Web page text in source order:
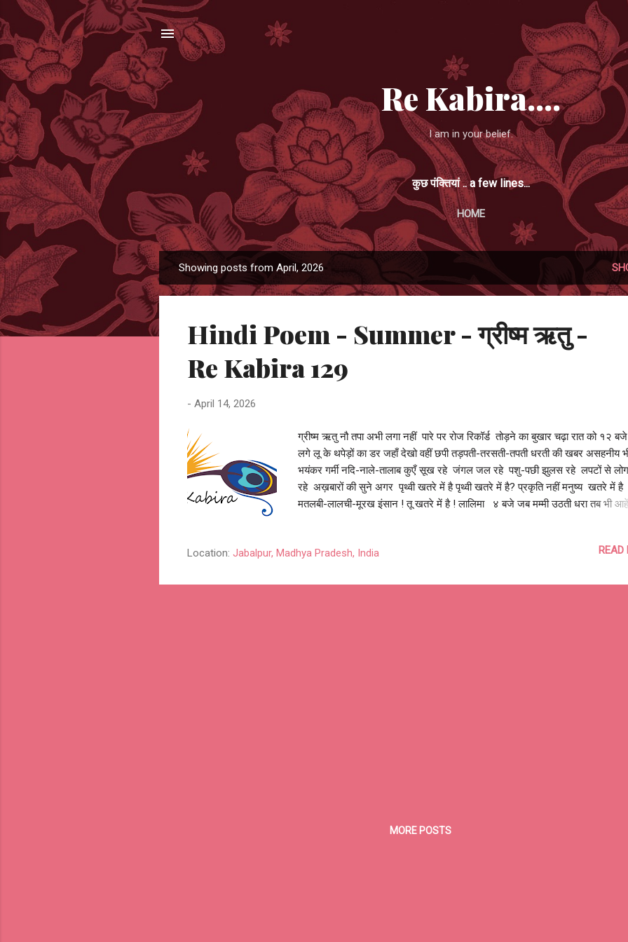
Re Kabira....
I am in your belief.
कुछ पंक्तियां .. a few lines...
HOME
o
Showing posts from April, 2026
Hindi Poem - Summer - ग्रीष्म ऋतु -
Re Kabira 129
- April 14, 2026
ग्रीष्म ऋतु नौ तपा अभी लगा नहीं पारे पर रोज रिकॉर्ड तोड़ने का बुखार चढ़ा रात को १२
लगे लू के थपेड़ों का डर जहाँ देखो वहीं छपी तड़पती-तरसती-तपती धरती की खबर असहनीय
भयंकर गर्मी नदि-नाले-तालाब कुएँ सूख रहे जंगल जल रहे पशु-पछी झुलस रहे लपटों से
रहे अख़बारों की सुने अगर पृथ्वी खतरे में है पृथ्वी खतरे में है? प्रकृति नहीं मनुष्य खतरे में है
मतलबी-लालची-मूरख इंसान ! तू खतरे में है ! लालिमा ४ बजे जब मम्मी उठती धरा तब भी आहें
क्यारियों की लाल माटी महकती ऊँची डाल पर बैठी मैना चहकती धीरे-धीरे सूरज की किरणें
को लाखों माणिक मोतियों से चमकाती चुपके से मेरे कमरे में ...
Location: Jabalpur, Madhya Pradesh, India READ
MORE POSTS